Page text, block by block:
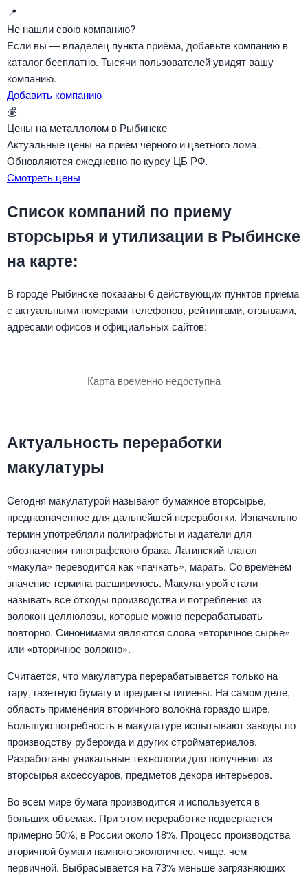
📍
Не нашли свою компанию?
Если вы — владелец пункта приёма, добавьте компанию в
каталог бесплатно. Тысячи пользователей увидят вашу
компанию.
Добавить компанию
💰
Цены на металлолом в Рыбинске
Актуальные цены на приём чёрного и цветного лома.
Обновляются ежедневно по курсу ЦБ РФ.
Смотреть цены
Список компаний по приему
вторсырья и утилизации в Рыбинске
на карте:
В городе Рыбинске показаны 6 действующих пунктов приема
с актуальными номерами телефонов, рейтингами, отзывами,
адресами офисов и официальных сайтов:
Карта временно недоступна
Актуальность переработки
макулатуры
Сегодня макулатурой называют бумажное вторсырье,
предназначенное для дальнейшей переработки. Изначально
термин употребляли полиграфисты и издатели для
обозначения типографского брака. Латинский глагол
«макула» переводится как «пачкать», марать. Со временем
значение термина расширилось. Макулатурой стали
называть все отходы производства и потребления из
волокон целлюлозы, которые можно перерабатывать
повторно. Синонимами являются слова «вторичное сырье»
или «вторичное волокно».
Считается, что макулатура перерабатывается только на
тару, газетную бумагу и предметы гигиены. На самом деле,
область применения вторичного волокна гораздо шире.
Большую потребность в макулатуре испытывают заводы по
производству рубероида и других стройматериалов.
Разработаны уникальные технологии для получения из
вторсырья аксессуаров, предметов декора интерьеров.
Во всем мире бумага производится и используется в
больших объемах. При этом переработке подвергается
примерно 50%, в России около 18%. Процесс производства
вторичной бумаги намного экологичнее, чище, чем
первичной. Выбрасывается на 73% меньше загрязняющих